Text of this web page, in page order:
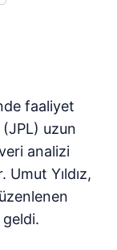
faaliyet
uzun
analizi
Yıldız,